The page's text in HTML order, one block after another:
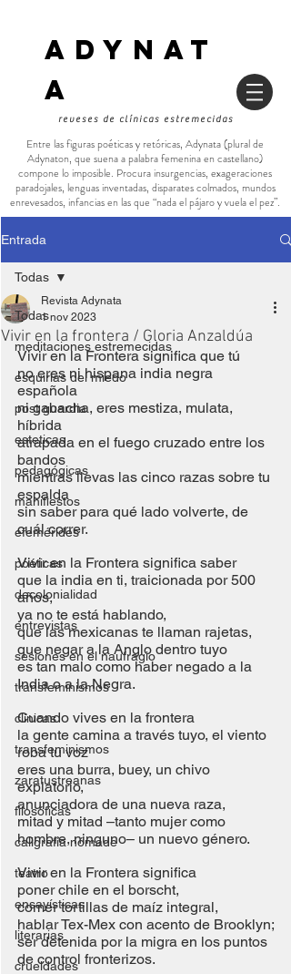
ADYNAT
a
reveses de clínicas estremecidas
Entre las figuras poéticas y retóricas, Adynata (plural de
Adynaton, que suena a palabra femenina en castellano)
compone lo imposible. Procura insurgencias, exageraciones
paradojales, lenguas inventadas, disparates colmados, mundos
enrevesados, infancias en las que “nada el pájaro y vuela el pez”.
Entrada
Todas
meditaciones estremecidas
esquirlas del miedo
post guardia
esteticas
pedagógicas
manifiestos
efemérides
poéticas
decolonialidad
entrevistas
sesiones en el naufragio
transfeminismos
clínicas
transfeminismos
zaratustreanas
filosóficas
caligrafía nómade
teatro
ensayísticas
literarias
crueldades
Todas
Vivir en la frontera / Gloria Anzaldúa
Revista Adynata
1 nov 2023
Vivir en la Frontera significa que tú
no eres ni hispana india negra
española
ni gabacha, eres mestiza, mulata,
híbrida
atrapada en el fuego cruzado entre los
bandos
mientras llevas las cinco razas sobre tu
espalda
sin saber para qué lado volverte, de
cuál correr.
Vivir en la Frontera significa saber
que la india en ti, traicionada por 500
años,
ya no te está hablando,
que las mexicanas te llaman rajetas,
que negar a la Anglo dentro tuyo
es tan malo como haber negado a la
India o a la Negra.
Cuando vives en la frontera
la gente camina a través tuyo, el viento
roba tu voz
eres una burra, buey, un chivo
expiatorio,
anunciadora de una nueva raza,
mitad y mitad –tanto mujer como
hombre, ninguno– un nuevo género.
Vivir en la Frontera significa
poner chile en el borscht,
comer tortillas de maíz integral,
hablar Tex-Mex con acento de Brooklyn;
ser detenida por la migra en los puntos
de control fronterizos.